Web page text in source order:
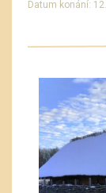
Datum konání: